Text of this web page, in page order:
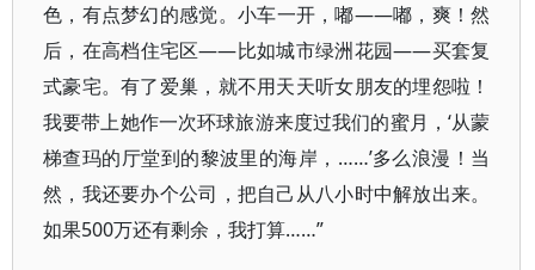
色，有点梦幻的感觉。小车一开，嘟——嘟，爽！然
后，在高档住宅区——比如城市绿洲花园——买套复
式豪宅。有了爱巢，就不用天天听女朋友的埋怨啦！
我要带上她作一次环球旅游来度过我们的蜜月，‘从蒙
梯查玛的厅堂到的黎波里的海岸，……’多么浪漫！当
然，我还要办个公司，把自己从八小时中解放出来。
如果500万还有剩余，我打算……”